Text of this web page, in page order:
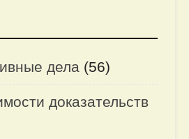
дела (56)
доказательств